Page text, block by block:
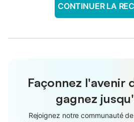
CONTINUER LA
Façonnez l'avenir
gagnez
Rejoignez notre communauté